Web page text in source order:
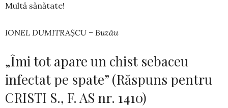
Multă sănătate!
IONEL DUMITRAȘCU – Buzău
„Îmi tot apare un chist sebaceu
infectat pe spate” (Răspuns pentru
CRISTI S., F. AS nr. 1410)